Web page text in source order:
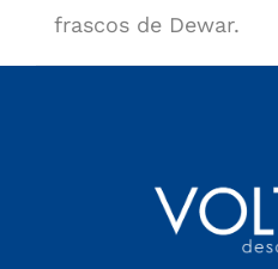
frascos de Dewar.